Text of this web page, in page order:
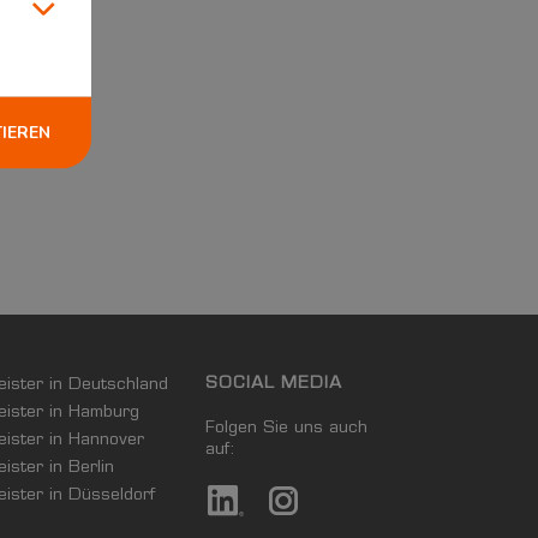
in Deutschland
in Hamburg
in Hannover
in Berlin
in Düsseldorf
SOCIAL MEDIA
Folgen Sie uns auch
auf: